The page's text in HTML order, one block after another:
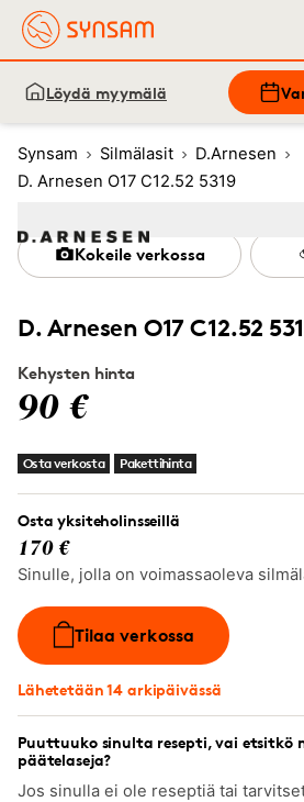
Löydä myymälä
Synsam Silmälasit
D.Arnesen
D. Arnesen O17 C12.52 5319
D. Arnesen O17 C12.52
Kehysten hinta
90 €
Osta verkosta Pakettihinta
Osta yksiteholinsseillä
170 €
Sinulle, jolla on voimassaoleva
Tilaa verkossa
Lähetetään 14 arkipäivässä
Puuttuuko sinulta resepti, vai etsitkö
päätelaseja?
Jos sinulla ei ole reseptiä tai
Kokeile verkossa
Image 1